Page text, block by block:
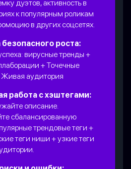
дуэтов, активность в
к популярным роликам
в других соцсетях.
роста:
вирусные тренды +
+ Точечные
Живая аудитория
работа с хэштегами:
описание.
сбалансированную
трендовые теги +
теги ниши + узкие теги